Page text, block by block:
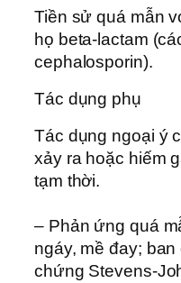
Tiền sử quá mẫn
họ beta-lactam
cephalosporin).
Tác dụng phụ
Tác dụng ngoại ý
xảy ra hoặc hiếm
tạm thời.
– Phản ứng quá
ngáy, mề đay;
chứng Stevens-